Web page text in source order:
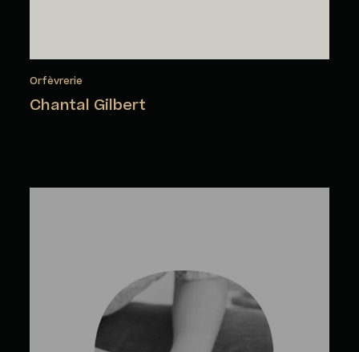
Orfèvrerie
Chantal Gilbert